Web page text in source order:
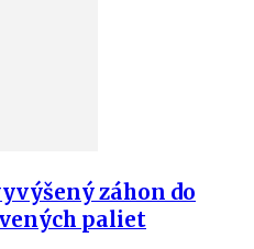
záhon do
paliet